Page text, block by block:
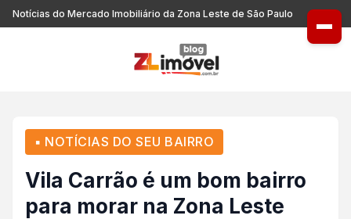
Notícias do Mercado Imobiliário da Zona Leste de São Paulo
▪ NOTÍCIAS DO SEU BAIRRO
Vila Carrão é um bom bairro
para morar na Zona Leste